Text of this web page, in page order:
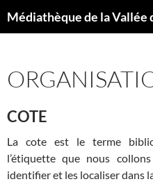
auMédiathèque de la Vallée
COTE
La cote est le terme
l’étiquette que nous
identifier et les localiser dans